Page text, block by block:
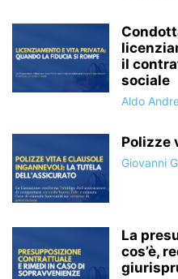
il
sociale
Aldo
Polizze
Giovanni
La
cos’è,